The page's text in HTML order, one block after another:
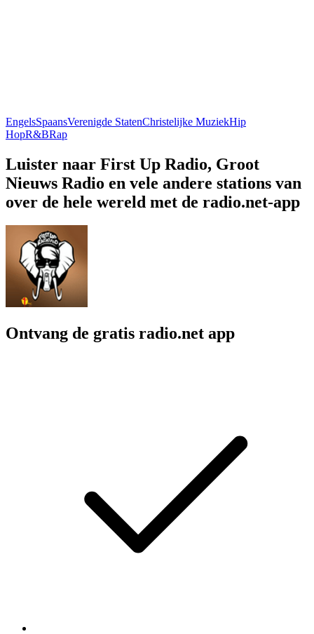
EngelsSpaansVerenigde StatenChristelijke MuziekHip
HopR&BRap
Luister naar First Up Radio, Groot
Nieuws Radio en vele andere stations van
over de hele wereld met de radio.net-app
Ontvang de gratis radio.net app